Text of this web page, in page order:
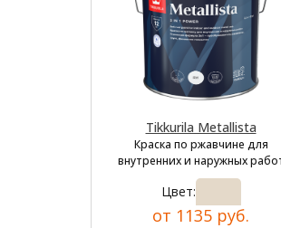
Tikkurila Metallista
Краска по ржавчине для
внутренних и наружных
Цвет:
от 1135 руб.